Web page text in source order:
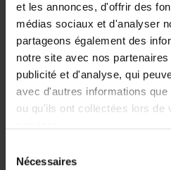
et les annonces, d'offrir des
médias sociaux et d'analyser
partageons également des
notre site avec nos
publicité et d'analyse, qui
avec d'autres informations
ou qu'ils ont collectées lors de
Nécessaires
C D
E